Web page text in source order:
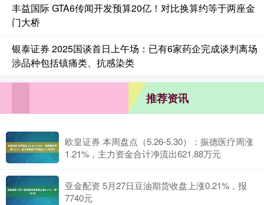
丰益国际 GTA6传闻开发预算20亿！对比换算约等于两座金
门大桥
银泰证券 2025国谈首日上午场：已有6家药企完成谈判离场
涉品种包括镇痛类、抗感染类
推荐资讯
欧皇证券 本周盘点（5.26-5.30）：振德医疗周涨
1.21%，主力资金合计净流出621.88万元
亚金配资 5月27日豆油期货收盘上涨0.21%，报
7740元